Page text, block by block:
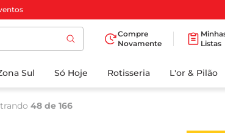
Compre
Novamente
Listas
Sul Só Hoje Rotisseria L'or & Pilão
48 de 166
BUSCADOS